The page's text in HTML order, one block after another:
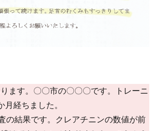
ます。〇〇市の〇〇〇です。トレーニ
月経ちました。
の結果です。クレアチニンの数値が前